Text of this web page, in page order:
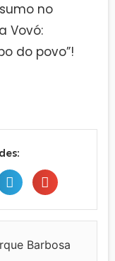
no
Vovó:
do povo”!